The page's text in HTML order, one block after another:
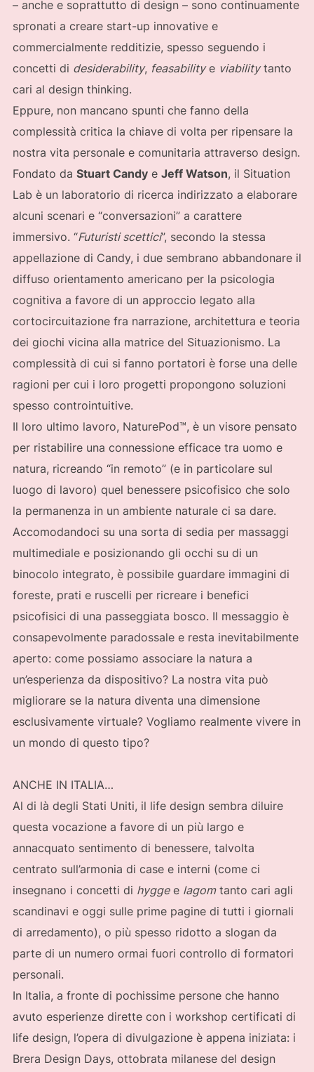
– anche e soprattutto di design – sono continuamente
spronati a creare start-up innovative e
commercialmente redditizie, spesso seguendo i
concetti di desiderability, feasabilitye viabilitytanto
cari al design thinking.
Eppure, non mancano spunti che fanno della
complessità critica la chiave di volta per ripensare la
nostra vita personale e comunitaria attraverso design.
Fondato da Stuart Candye Jeff Watson, il Situation
Lab è un laboratorio di ricerca indirizzato a elaborare
alcuni scenari e “conversazioni” a carattere
immersivo. “Futuristi scettici”, secondo la stessa
appellazione di Candy, i due sembrano abbandonare il
diffuso orientamento americano per la psicologia
cognitiva a favore di un approccio legato alla
cortocircuitazione fra narrazione, architettura e teoria
dei giochi vicina alla matrice del Situazionismo. La
complessità di cui si fanno portatori è forse una delle
ragioni per cui i loro progetti propongono soluzioni
spesso controintuitive.
Il loro ultimo lavoro, NaturePod™, è un visore pensato
per ristabilire una connessione efficace tra uomo e
natura, ricreando “in remoto” (e in particolare sul
luogo di lavoro) quel benessere psicofisico che solo
la permanenza in un ambiente naturale ci sa dare.
Accomodandoci su una sorta di sedia per massaggi
multimediale e posizionando gli occhi su di un
binocolo integrato, è possibile guardare immagini di
foreste, prati e ruscelli per ricreare i benefici
psicofisici di una passeggiata bosco. Il messaggio è
consapevolmente paradossale e resta inevitabilmente
aperto: come possiamo associare la natura a
un’esperienza da dispositivo? La nostra vita può
migliorare se la natura diventa una dimensione
esclusivamente virtuale? Vogliamo realmente vivere in
un mondo di questo tipo?
ANCHE IN ITALIA…
Al di là degli Stati Uniti, il life design sembra diluire
questa vocazione a favore di un più largo e
annacquato sentimento di benessere, talvolta
centrato sull’armonia di case e interni (come ci
insegnano i concetti di hyggee lagomtanto cari agli
scandinavi e oggi sulle prime pagine di tutti i giornali
di arredamento), o più spesso ridotto a slogan da
parte di un numero ormai fuori controllo di formatori
personali.
In Italia, a fronte di pochissime persone che hanno
avuto esperienze dirette con i workshop certificati di
life design, l’opera di divulgazione è appena iniziata: i
Brera Design Days, ottobrata milanese del design